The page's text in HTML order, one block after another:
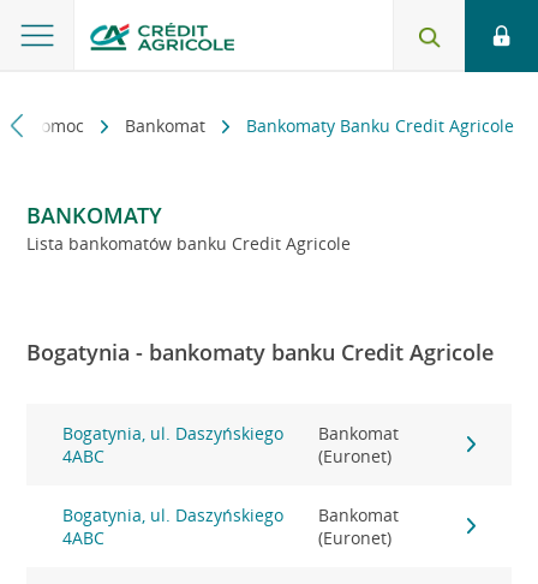
i pomoc Bankomat Bankomaty Banku Credit Agricole
BANKOMATY
Lista bankomatów banku Credit Agricole
Bogatynia - bankomaty banku Credit Agricole
Bogatynia, ul. Daszyńskiego
4ABC
Bankomat
(Euronet)
Bogatynia, ul. Daszyńskiego
4ABC
Bankomat
(Euronet)